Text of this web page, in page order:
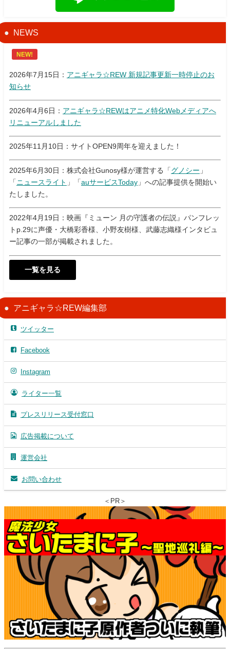
NEWS
NEW!
2026年7月15日： アニギャラ☆REW 新規記事更新一時停止のお
知らせ
2026年4月6日： アニギャラ☆REWはアニメ特化Webメディアへ
リニューアルしました
2025年11月10日：サイトOPEN9周年を迎えました！
2025年6月30日：株式会社Gunosy様が運営する「 グノシー 」
「 ニュースライト 」「auサービスToday 」への記事提供を開始い
たしました。
2022年4月19日：映画『ミューン 月の守護者の伝説』パンフレッ
トp.29に声優・大橋彩香様、小野友樹様、武藤志織様インタビュ
ー記事の一部が掲載されました。
一覧を見る
アニギャラ☆REW編集部
ツイッター
Facebook
Instagram
ライター一覧
プレスリリース受付窓口
広告掲載について
運営会社
お問い合わせ
＜PR＞